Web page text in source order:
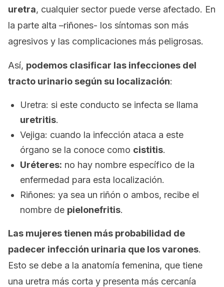
uretra, cualquier sector puede verse afectado. En
la parte alta –riñones- los síntomas son más
agresivos y las complicaciones más peligrosas.
Así, podemos clasificar las infecciones del
tracto urinario según su localización:
Uretra: si este conducto se infecta se llama
uretritis.
Vejiga: cuando la infección ataca a este
órgano se la conoce como cistitis.
Uréteres: no hay nombre específico de la
enfermedad para esta localización.
Riñones: ya sea un riñón o ambos, recibe el
nombre de pielonefritis.
Las mujeres tienen más probabilidad de
padecer infección urinaria que los varones.
Esto se debe a la anatomía femenina, que tiene
una uretra más corta y presenta más cercanía